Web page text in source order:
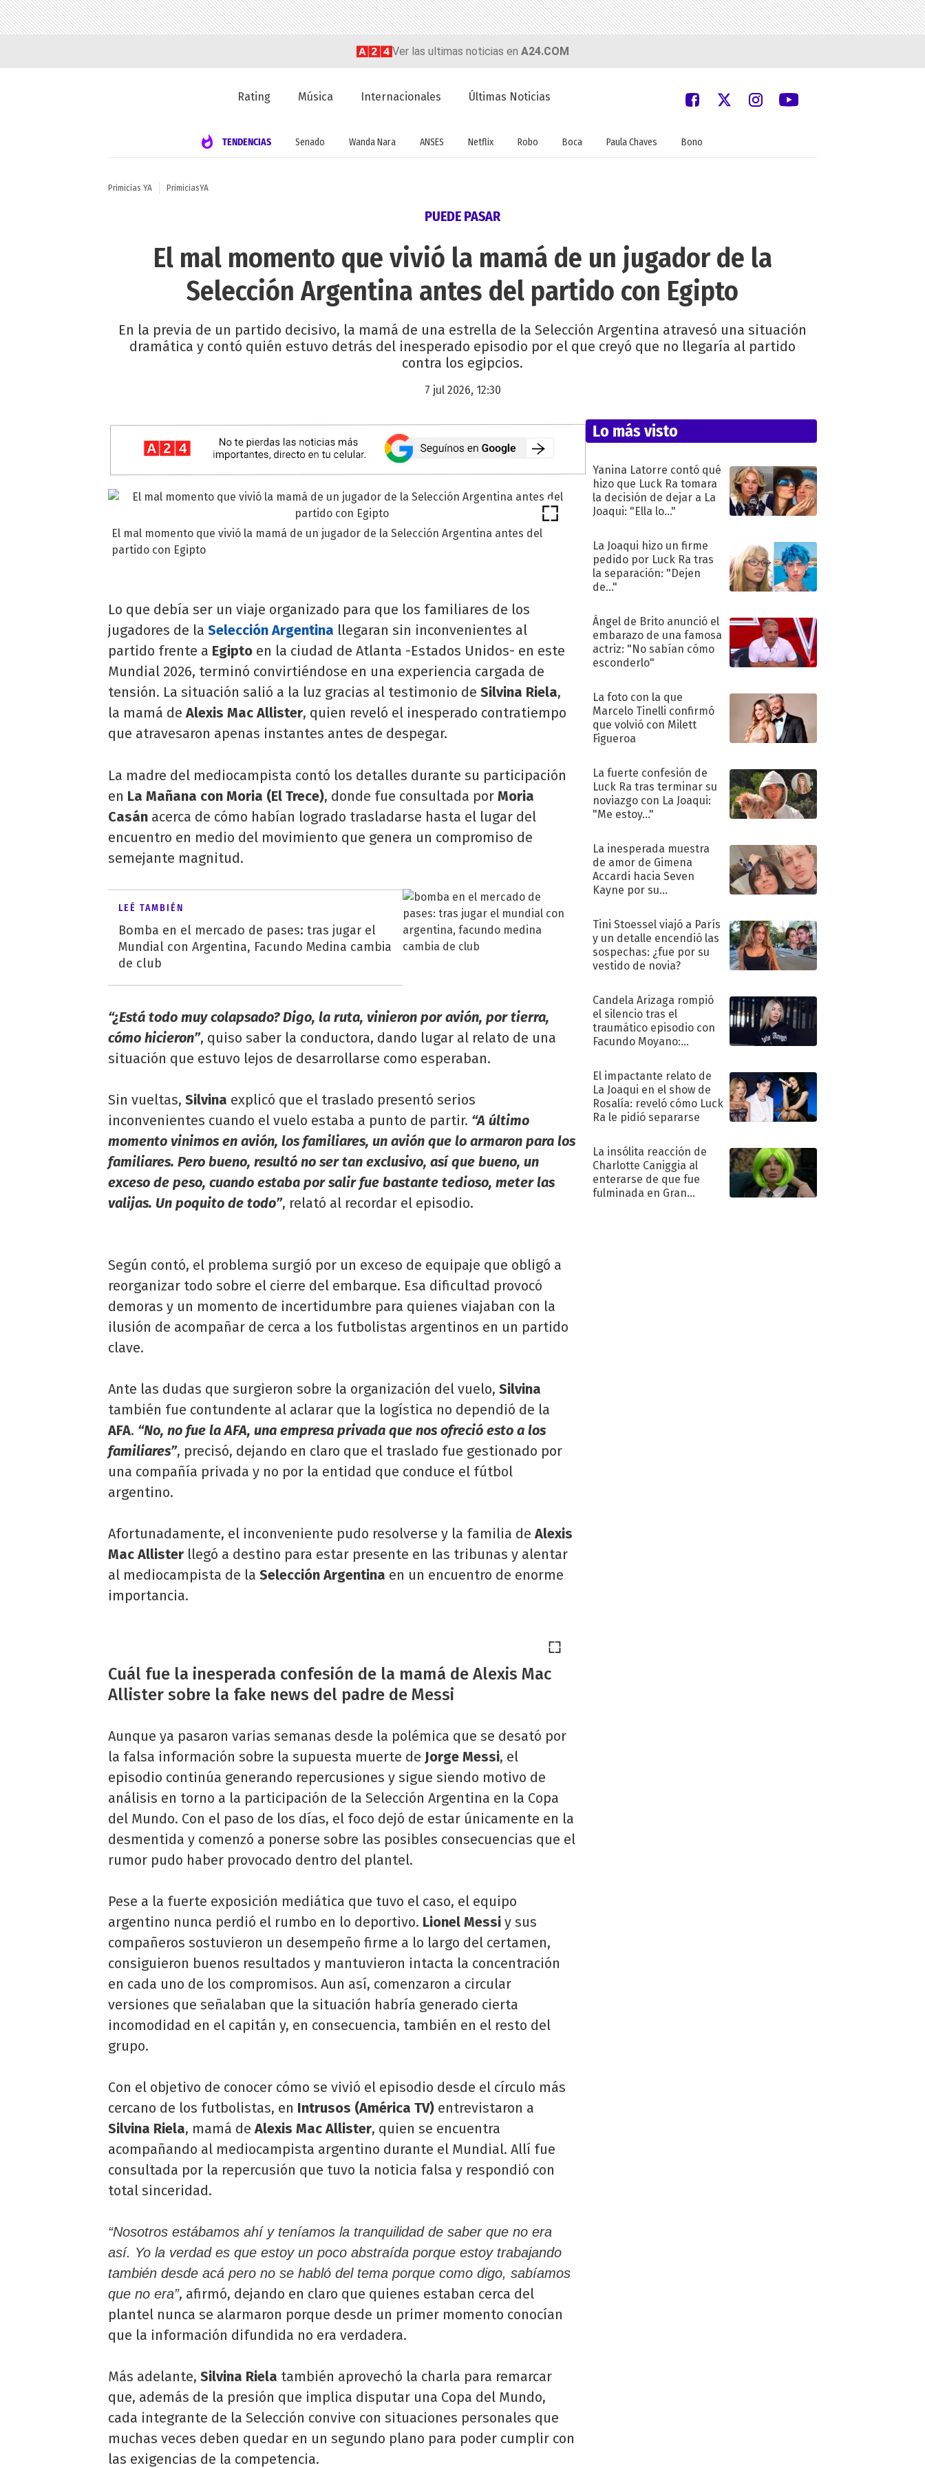
Ver las ultimas noticias en A24.COM
Rating Música Internacionales Últimas Noticias
TENDENCIAS Senado Wanda Nara ANSES Netflix Robo Boca Paula Chaves Bono
Primicias YA PrimiciasYA
PUEDE PASAR
El mal momento que vivió la mamá de un jugador de la
Selección Argentina antes del partido con Egipto
En la previa de un partido decisivo, la mamá de una estrella de la Selección Argentina atravesó una situación
dramática y contó quién estuvo detrás del inesperado episodio por el que creyó que no llegaría al partido
contra los egipcios.
7 jul 2026, 12:30
El mal momento que vivió la mamá de un jugador de la Selección Argentina antes del
partido con Egipto
Lo que debía ser un viaje organizado para que los familiares de los
jugadores de la Selección Argentina llegaran sin inconvenientes al
partido frente a Egipto en la ciudad de Atlanta -Estados Unidos- en este
Mundial 2026, terminó convirtiéndose en una experiencia cargada de
tensión. La situación salió a la luz gracias al testimonio de Silvina Riela,
la mamá deAlexis Mac Allister, quien reveló el inesperado contratiempo
que atravesaron apenas instantes antes de despegar.
La madre del mediocampista contó los detalles durante su participación
en La Mañana con Moria (El Trece), donde fue consultada por Moria
Casán acerca de cómo habían logrado trasladarse hasta el lugar del
encuentro en medio del movimiento que genera un compromiso de
semejante magnitud.
LEÉ TAMBIÉN
Bomba en el mercado de pases: tras jugar el
Mundial con Argentina, Facundo Medina cambia
de club
“¿Está todo muy colapsado? Digo, la ruta, vinieron por avión, por tierra,
cómo hicieron”, quiso saber la conductora, dando lugar al relato de una
situación que estuvo lejos de desarrollarse como esperaban.
Sin vueltas, Silvina explicó que el traslado presentó serios
inconvenientes cuando el vuelo estaba a punto de partir. “A último
momento vinimos en avión, los familiares, un avión que lo armaron para los
familiares. Pero bueno, resultó no ser tan exclusivo, así que bueno, un
exceso de peso, cuando estaba por salir fue bastante tedioso, meter las
valijas. Un poquito de todo”, relató al recordar el episodio.
Según contó, el problema surgió por un exceso de equipaje que obligó a
reorganizar todo sobre el cierre del embarque. Esa dificultad provocó
demoras y un momento de incertidumbre para quienes viajaban con la
ilusión de acompañar de cerca a los futbolistas argentinos en un partido
clave.
Ante las dudas que surgieron sobre la organización del vuelo, Silvina
también fue contundente al aclarar que la logística no dependió de la
AFA. “No, no fue la AFA, una empresa privada que nos ofreció esto a los
familiares”, precisó, dejando en claro que el traslado fue gestionado por
una compañía privada y no por la entidad que conduce el fútbol
argentino.
Afortunadamente, el inconveniente pudo resolverse y la familia deAlexis
Mac Allister llegó a destino para estar presente en las tribunas y alentar
al mediocampista de la Selección Argentina en un encuentro de enorme
importancia.
Cuál fue la inesperada confesión de la mamá de Alexis Mac
Allister sobre la fake news del padre de Messi
Aunque ya pasaron varias semanas desde la polémica que se desató por
la falsa información sobre la supuesta muerte de Jorge Messi, el
episodio continúa generando repercusiones y sigue siendo motivo de
análisis en torno a la participación de la Selección Argentina en la Copa
del Mundo. Con el paso de los días, el foco dejó de estar únicamente en la
desmentida y comenzó a ponerse sobre las posibles consecuencias que el
rumor pudo haber provocado dentro del plantel.
Pese a la fuerte exposición mediática que tuvo el caso, el equipo
argentino nunca perdió el rumbo en lo deportivo. Lionel Messi y sus
compañeros sostuvieron un desempeño firme a lo largo del certamen,
consiguieron buenos resultados y mantuvieron intacta la concentración
en cada uno de los compromisos. Aun así, comenzaron a circular
versiones que señalaban que la situación habría generado cierta
incomodidad en el capitán y, en consecuencia, también en el resto del
grupo.
Con el objetivo de conocer cómo se vivió el episodio desde el círculo más
cercano de los futbolistas, en Intrusos (América TV) entrevistaron a
Silvina Riela, mamá deAlexis Mac Allister, quien se encuentra
acompañando al mediocampista argentino durante el Mundial. Allí fue
consultada por la repercusión que tuvo la noticia falsa y respondió con
total sinceridad.
“Nosotros estábamos ahí y teníamos la tranquilidad de saber que no era
así. Yo la verdad es que estoy un poco abstraída porque estoy trabajando
también desde acá pero no se habló del tema porque como digo, sabíamos
que no era”, afirmó, dejando en claro que quienes estaban cerca del
plantel nunca se alarmaron porque desde un primer momento conocían
que la información difundida no era verdadera.
Más adelante, Silvina Riela también aprovechó la charla para remarcar
que, además de la presión que implica disputar una Copa del Mundo,
cada integrante de la Selección convive con situaciones personales que
muchas veces deben quedar en un segundo plano para poder cumplir con
las exigencias de la competencia.
Lo más visto
Yanina Latorre contó qué
hizo que Luck Ra tomara
la decisión de dejar a La
Joaqui: "Ella lo..."
La Joaqui hizo un firme
pedido por Luck Ra tras
la separación: "Dejen
de..."
Ángel de Brito anunció el
embarazo de una famosa
actriz: "No sabían cómo
esconderlo"
La foto con la que
Marcelo Tinelli confirmó
que volvió con Milett
Figueroa
La fuerte confesión de
Luck Ra tras terminar su
noviazgo con La Joaqui:
"Me estoy..."
La inesperada muestra
de amor de Gimena
Accardi hacia Seven
Kayne por su
Tini Stoessel viajó a París
y un detalle encendió las
sospechas: ¿fue por su
vestido de novia?
Candela Arizaga rompió
el silencio tras el
traumático episodio con
Facundo Moyano:
El impactante relato de
La Joaqui en el show de
Rosalía: reveló cómo Luck
Ra le pidió separarse
La insólita reacción de
Charlotte Caniggia al
enterarse de que fue
fulminada en Gran